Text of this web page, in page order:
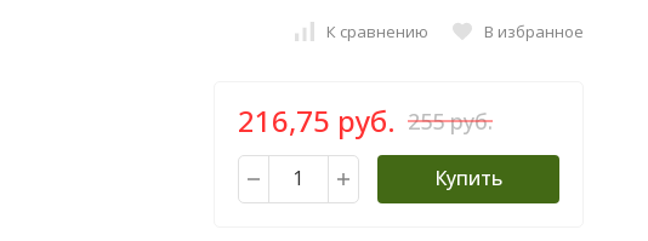
К сравнению В избранное
216,75 руб. 255 руб.
Купить